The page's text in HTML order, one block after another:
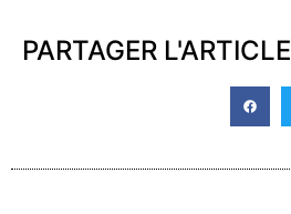
PARTAGER L'ARTICLE